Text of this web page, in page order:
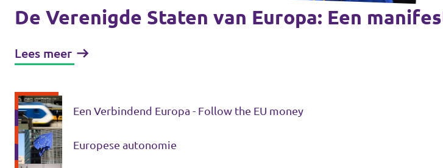
Word actief
Werken bij Volt
De Verenigde Staten van Europa: Een
Lees meer
Een Verbindend Europa - Follow the EU money
Europese autonomie